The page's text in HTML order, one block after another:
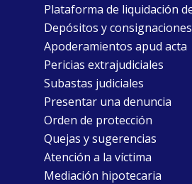
Plataforma de liquidación
Depósitos y
Apoderamientos apud acta
Pericias extrajudiciales
Subastas judiciales
Presentar una denuncia
Orden de protección
Quejas y sugerencias
Atención a la víctima
Mediación hipotecaria